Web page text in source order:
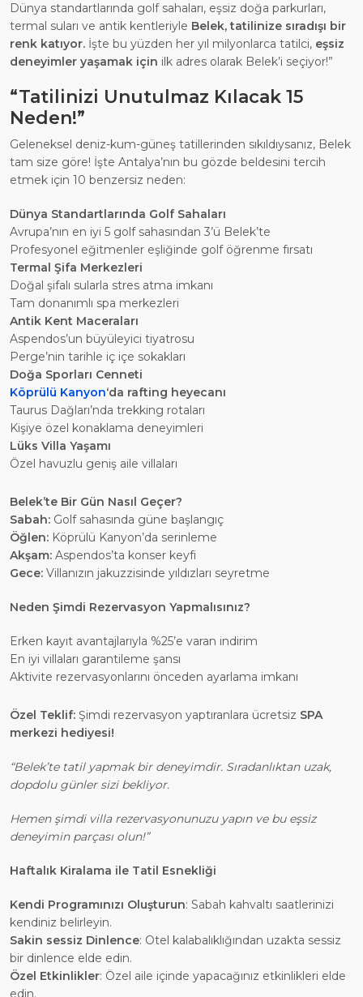
Dünya standartlarında golf sahaları, eşsiz doğa parkurları,
termal suları ve antik kentleriyle Belek, tatilinize sıradışı bir
renk katıyor. İşte bu yüzden her yıl milyonlarca tatilci, eşsiz
deneyimler yaşamak için ilk adres olarak Belek’i seçiyor!”
“Tatilinizi Unutulmaz Kılacak 15
Neden!”
Geleneksel deniz-kum-güneş tatillerinden sıkıldıysanız, Belek
tam size göre! İşte Antalya’nın bu gözde beldesini tercih
etmek için 10 benzersiz neden:
Dünya Standartlarında Golf Sahaları
Avrupa’nın en iyi 5 golf sahasından 3’ü Belek’te
Profesyonel eğitmenler eşliğinde golf öğrenme fırsatı
Termal Şifa Merkezleri
Doğal şifalı sularla stres atma imkanı
Tam donanımlı spa merkezleri
Antik Kent Maceraları
Aspendos’un büyüleyici tiyatrosu
Perge’nin tarihle iç içe sokakları
Doğa Sporları Cenneti
Köprülü Kanyon‘da rafting heyecanı
Taurus Dağları’nda trekking rotaları
Kişiye özel konaklama deneyimleri
Lüks Villa Yaşamı
Özel havuzlu geniş aile villaları
Belek’te Bir Gün Nasıl Geçer?
Sabah: Golf sahasında güne başlangıç
Öğlen: Köprülü Kanyon’da serinleme
Akşam: Aspendos’ta konser keyfi
Gece: Villanızın jakuzzisinde yıldızları seyretme
Neden Şimdi Rezervasyon Yapmalısınız?
Erken kayıt avantajlarıyla %25’e varan indirim
En iyi villaları garantileme şansı
Aktivite rezervasyonlarını önceden ayarlama imkanı
Özel Teklif: Şimdi rezervasyon yaptıranlara ücretsiz SPA
merkezi hediyesi!
“Belek’te tatil yapmak bir deneyimdir. Sıradanlıktan uzak,
dopdolu günler sizi bekliyor.
Hemen şimdi villa rezervasyonunuzu yapın ve bu eşsiz
deneyimin parçası olun!”
Haftalık Kiralama ile Tatil Esnekliği
Kendi Programınızı Oluşturun: Sabah kahvaltı saatlerinizi
kendiniz belirleyin.
Sakin sessiz Dinlence: Otel kalabalıklığından uzakta sessiz
bir dinlence elde edin.
Özel Etkinlikler: Özel aile içinde yapacağınız etkinlikleri elde